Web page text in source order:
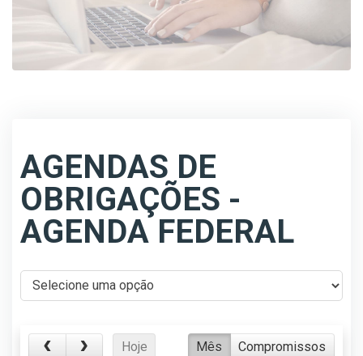
AGENDAS DE
OBRIGAÇÕES -
AGENDA FEDERAL
Hoje Mês Compromissos